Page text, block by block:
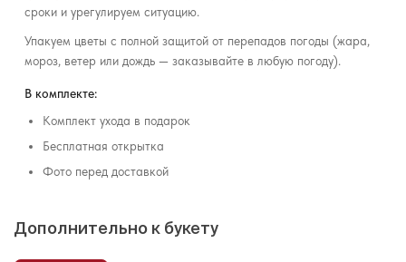
сроки и урегулируем ситуацию.
Упакуем цветы с полной защитой от перепадов погоды (жара,
мороз, ветер или дождь — заказывайте в любую погоду).
В комплекте:
Комплект ухода в подарок
Бесплатная открытка
Фото перед доставкой
Дополнительно к букету